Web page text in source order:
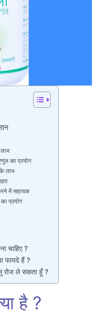
का प्रयोग
लाभ
में सहायक
प्रयोग
चाहिए ?
फायदे हैं ?
रोज ले सकता हूँ ?
है ?